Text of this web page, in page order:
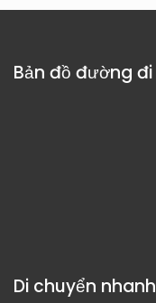
Bản đồ đường đi
Di chuyển nhanh